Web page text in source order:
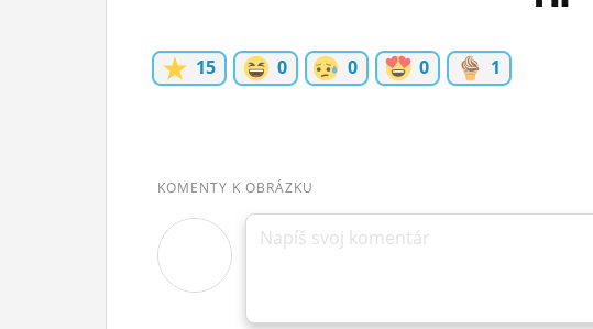
15 0 0 0 1
KOMENTY K OBRÁZKU
Napíš svoj komentár